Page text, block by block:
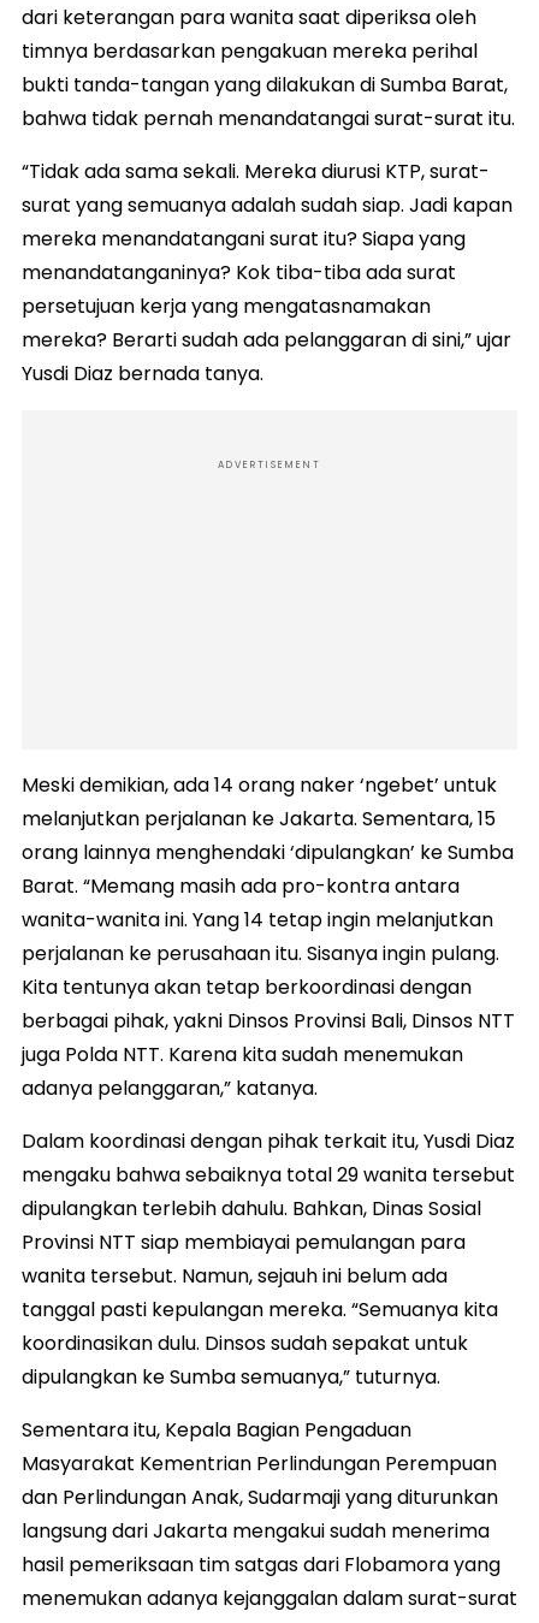
dari keterangan para wanita saat diperiksa oleh
timnya berdasarkan pengakuan mereka perihal
bukti tanda-tangan yang dilakukan di Sumba Barat,
bahwa tidak pernah menandatangai surat-surat itu.
“Tidak ada sama sekali. Mereka diurusi KTP, surat-
surat yang semuanya adalah sudah siap. Jadi kapan
mereka menandatangani surat itu? Siapa yang
menandatanganinya? Kok tiba-tiba ada surat
persetujuan kerja yang mengatasnamakan
mereka? Berarti sudah ada pelanggaran di sini,” ujar
Yusdi Diaz bernada tanya.
ADVERTISEMENT
Meski demikian, ada 14 orang naker ‘ngebet’ untuk
melanjutkan perjalanan ke Jakarta. Sementara, 15
orang lainnya menghendaki ‘dipulangkan’ ke Sumba
Barat. “Memang masih ada pro-kontra antara
wanita-wanita ini. Yang 14 tetap ingin melanjutkan
perjalanan ke perusahaan itu. Sisanya ingin pulang.
Kita tentunya akan tetap berkoordinasi dengan
berbagai pihak, yakni Dinsos Provinsi Bali, Dinsos NTT
juga Polda NTT. Karena kita sudah menemukan
adanya pelanggaran,” katanya.
Dalam koordinasi dengan pihak terkait itu, Yusdi Diaz
mengaku bahwa sebaiknya total 29 wanita tersebut
dipulangkan terlebih dahulu. Bahkan, Dinas Sosial
Provinsi NTT siap membiayai pemulangan para
wanita tersebut. Namun, sejauh ini belum ada
tanggal pasti kepulangan mereka. “Semuanya kita
koordinasikan dulu. Dinsos sudah sepakat untuk
dipulangkan ke Sumba semuanya,” tuturnya.
Sementara itu, Kepala Bagian Pengaduan
Masyarakat Kementrian Perlindungan Perempuan
dan Perlindungan Anak, Sudarmaji yang diturunkan
langsung dari Jakarta mengakui sudah menerima
hasil pemeriksaan tim satgas dari Flobamora yang
menemukan adanya kejanggalan dalam surat-surat